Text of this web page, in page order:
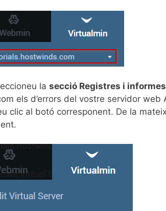
la secció Registres i informes
els d’errors del vostre servidor
clic al botó corresponent. De la